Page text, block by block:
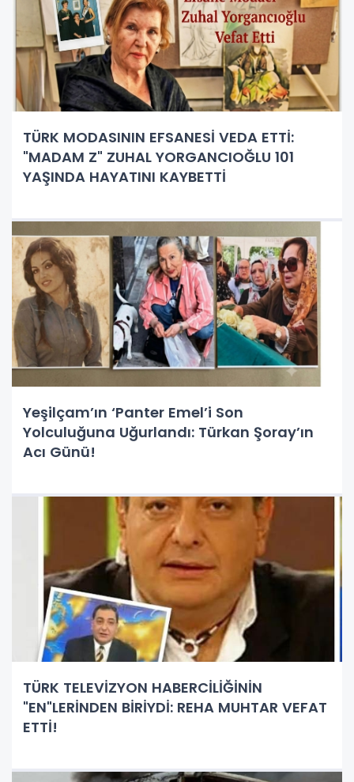
TÜRK MODASININ EFSANESİ VEDA ETTİ:
"MADAM Z" ZUHAL YORGANCIOĞLU 101
YAŞINDA HAYATINI KAYBETTİ
Yeşilçam’ın ‘Panter Emel’i Son
Yolculuğuna Uğurlandı: Türkan Şoray’ın
Acı Günü!
TÜRK TELEVİZYON HABERCİLİĞİNİN
"EN"LERİNDEN BİRİYDİ: REHA MUHTAR VEFAT
ETTİ!